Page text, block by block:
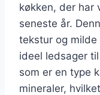
køkken, der har
seneste år.
tekstur og
ideel ledsager
som er en type
mineraler,